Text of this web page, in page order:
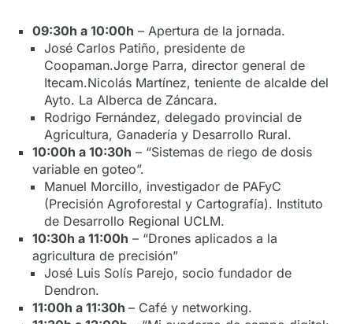
09:30h a 10:00h – Apertura de la jornada.
José Carlos Patiño, presidente de
Coopaman.Jorge Parra, director general de
Itecam.Nicolás Martínez, teniente de alcalde del
Ayto. La Alberca de Záncara.
Rodrigo Fernández, delegado provincial de
Agricultura, Ganadería y Desarrollo Rural.
10:00h a 10:30h – “Sistemas de riego de dosis
variable en goteo”.
Manuel Morcillo, investigador de PAFyC
(Precisión Agroforestal y Cartografía). Instituto
de Desarrollo Regional UCLM.
10:30h a 11:00h – “Drones aplicados a la
agricultura de precisión”
José Luis Solís Parejo, socio fundador de
Dendron.
11:00h a 11:30h – Café y networking.